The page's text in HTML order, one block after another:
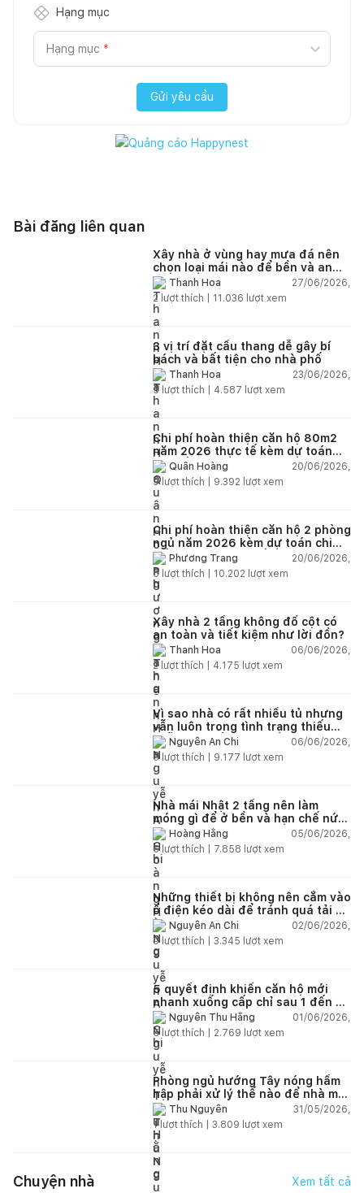
Hạng mục
Hạng mục *
Gửi yêu cầu
Bài đăng liên quan
Xây nhà ở vùng hay mưa đá nên
chọn loại mái nào để bền và an
toàn?Thanh Hoa
27/06/2026,
2 lượt thích | 11.036 lượt xem
3 vị trí đặt cầu thang dễ gây bí
bách và bất tiện cho nhà phố
Thanh Hoa
23/06/2026,
5 lượt thích | 4.587 lượt xem
Chi phí hoàn thiện căn hộ 80m2
năm 2026 thực tế kèm dự toán
chi tiết từng hạng mục
Quân Hoàng
20/06/2026,
9lượt thích | 9.392 lượt xem
Chi phí hoàn thiện căn hộ 2 phòng
ngủ năm 2026 kèm dự toán chi
tiết và ví dụ thực tế
Phương Trang
20/06/2026,
5 lượt thích | 10.202 lượt xem
Xây nhà 2 tầng không đổ cột có
an toàn và tiết kiệm như lời đồn?
Thanh Hoa
06/06/2026,
2lượt thích | 4.175 lượt xem
Vì sao nhà có rất nhiều tủ nhưng
vẫn luôn trong tình trạng thiếu
chỗ chứa đồ?
Nguyễn An Chi
06/06/2026,
5lượt thích | 9.177 lượt xem
Nhà mái Nhật 2 tầng nên làm
móng gì để ở bền và hạn chế nứt
lún?Hoàng Hằng
05/06/2026,
5lượt thích | 7.858 lượt xem
Những thiết bị không nên cắm vào
ổ điện kéo dài để tránh quá tải và
chập cháy trong nhà
Nguyễn An Chi
02/06/2026,
9lượt thích | 3.345 lượt xem
5 quyết định khiến căn hộ mới
nhanh xuống cấp chỉ sau 1 đến 2
nămNguyễn Thu Hằng
01/06/2026,
5lượt thích | 2.769 lượt xem
Phòng ngủ hướng Tây nóng hầm
hập phải xử lý thế nào để nhà mát
hơn?Thu Nguyễn
31/05/2026,
1lượt thích | 3.809 lượt xem
Chuyện nhà Xem tất cả